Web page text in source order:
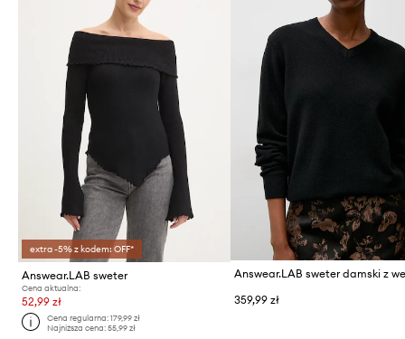
extra -5% z kodem: OFF*
Answear.LAB sweter
Cena aktualna:
52,99 zł
Cena regularna:179,99 zł
Najniższa cena:55,99 zł
359,99 zł